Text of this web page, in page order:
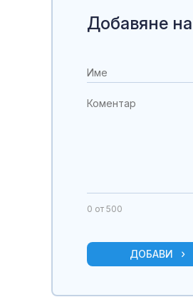
Добавяне
0 от 500
ДОБАВИ